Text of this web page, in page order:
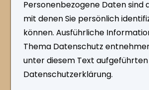
Personenbezogene Daten sind
mit denen Sie persönlich
können. Ausführliche
Thema Datenschutz
unter diesem Text aufgeführten
Datenschutzerklärung.